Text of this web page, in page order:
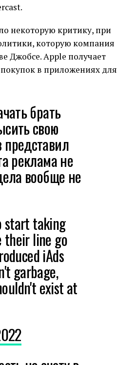
некоторую критику, при
которую компания
Джобсе. Apple получает
в приложениях для
брать
свою
реклама не
вообще не
start taking
their line go
iAds
garbage,
exist at